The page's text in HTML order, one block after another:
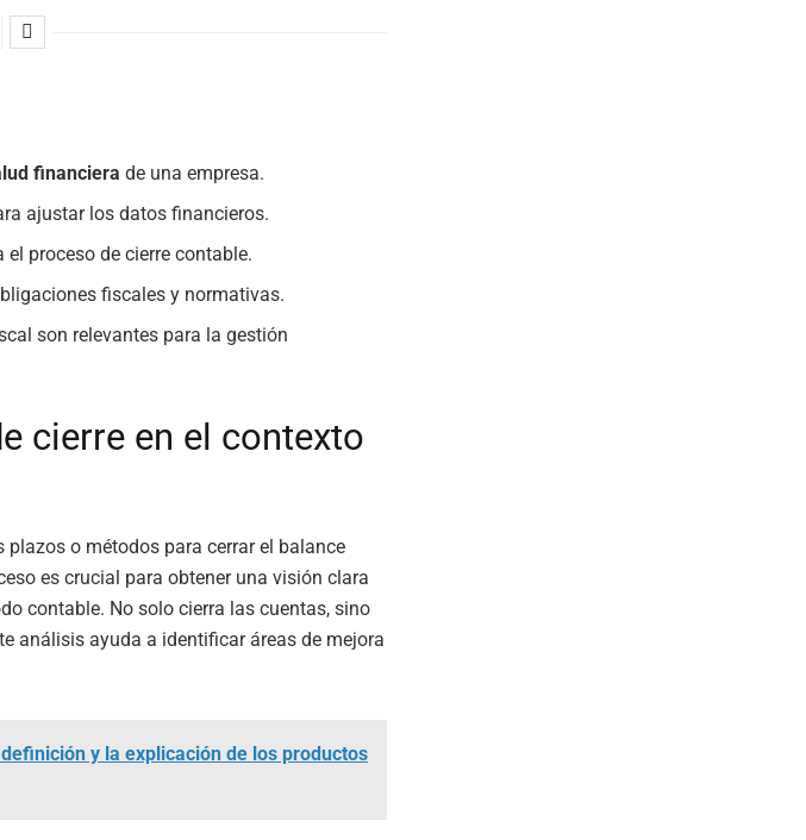
financiera de una empresa.
ajustar los datos financieros.
proceso de cierre contable.
fiscales y normativas.
son relevantes para la gestión
cierre en el contexto
plazos o métodos para cerrar el balance
es crucial para obtener una visión clara
contable. No solo cierra las cuentas, sino
análisis ayuda a identificar áreas de mejora
y la explicación de los productos